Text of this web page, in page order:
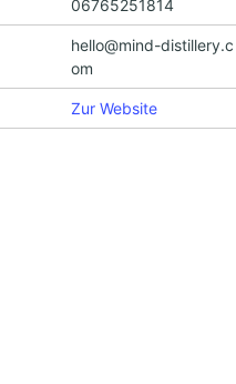
06765251814
hello@mind-distillery.c
om
Zur Website